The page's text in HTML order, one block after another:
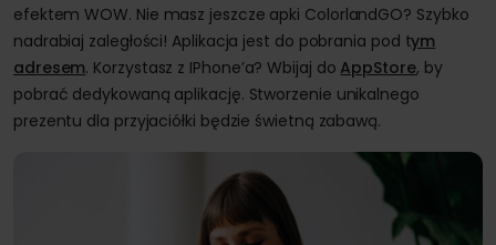
efektem WOW. Nie masz jeszcze apki ColorlandGO? Szybko
nadrabiaj zaległości! Aplikacja jest do pobrania pod tym
adresem. Korzystasz z IPhone’a? Wbijaj do AppStore, by
pobrać dedykowaną aplikację. Stworzenie unikalnego
prezentu dla przyjaciółki będzie świetną zabawą.